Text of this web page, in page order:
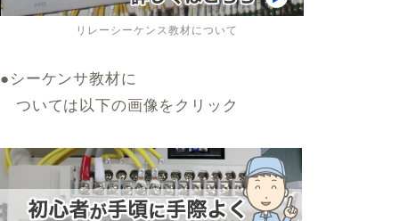
リレーシーケンス教材について
●シーケンサ教材に
ついては以下の画像をクリック